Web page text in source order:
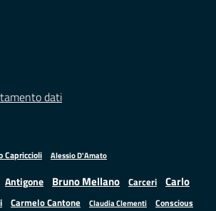
dati
Capriccioli Alessio D'Amato
Antigone Bruno Mellano Carceri
Carlo
Carmelo Cantone Claudia Clementi Conscious